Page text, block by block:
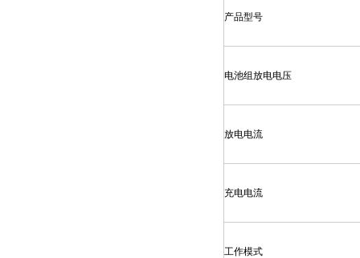
产品型号
电池组放电电压
放电电流
充电电流
工作模式